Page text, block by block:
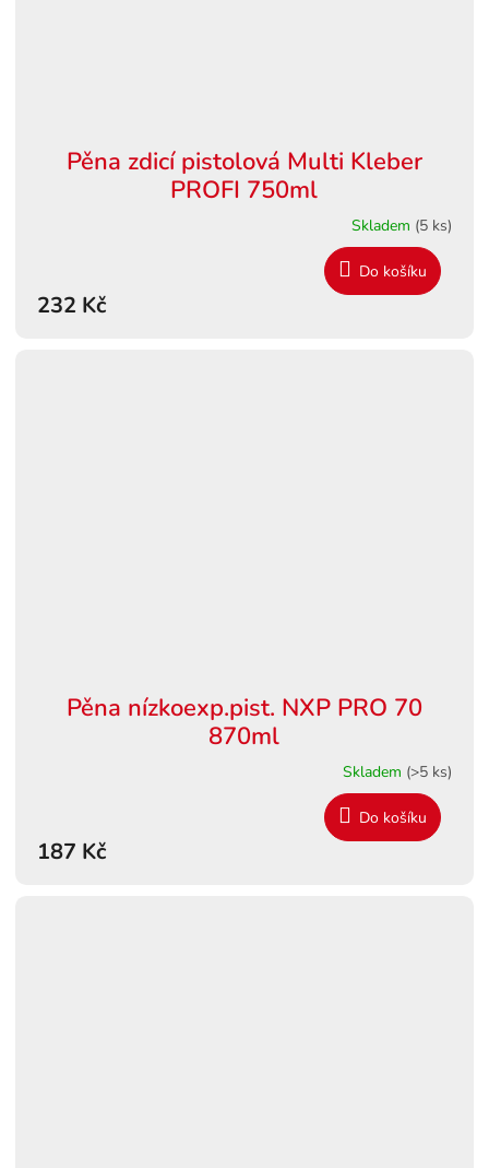
Pěna zdicí pistolová Multi Kleber
PROFI 750ml
Skladem (5 ks)
232 Kč
Do košíku
Pěna nízkoexp.pist. NXP PRO 70
870ml
Skladem (>5 ks)
187 Kč
Do košíku